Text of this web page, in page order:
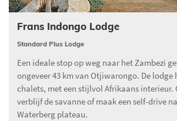
Frans Indongo Lodge
Standard Plus Lodge
Een ideale stop op weg naar het Zambezi
ongeveer 43 km van Otjiwarongo. De lodge
chalets, met een stijlvol Afrikaans interieur.
verblijf de savanne of maak een self-drive
Waterberg plateau.